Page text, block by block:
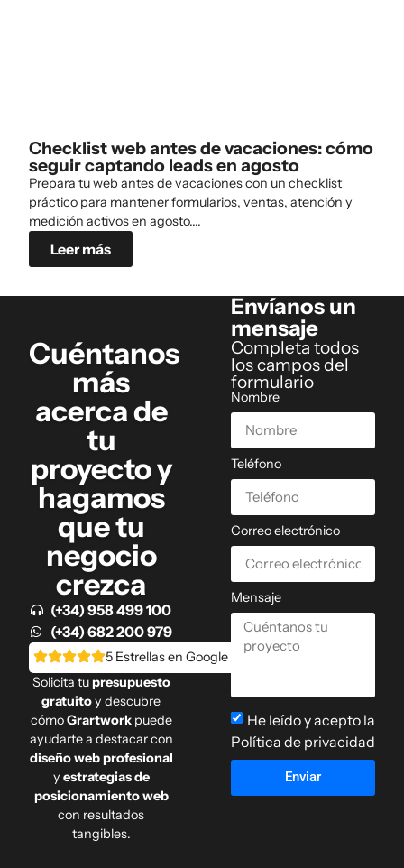
Checklist web antes de vacaciones: cómo
seguir captando leads en agosto
Prepara tu web antes de vacaciones con un checklist
práctico para mantener formularios, ventas, atención y
medición activos en agosto....
Leer más
Cuéntanos
más
acerca de
tu
proyecto y
hagamos
que tu
negocio
crezca
(+34) 958 499 100
(+34) 682 200 979
5 Estrellas en Google
Solicita tupresupuesto
gratuitoy descubre
cómoGrartworkpuede
ayudarte a destacar con
diseño web profesional
y estrategias de
posicionamiento web
con resultados
tangibles.
Envíanos un
mensaje
Completa todos
los campos del
formulario
Nombre
Teléfono
Correo electrónico
Mensaje
He leído y acepto la
Política de privacidad
Enviar